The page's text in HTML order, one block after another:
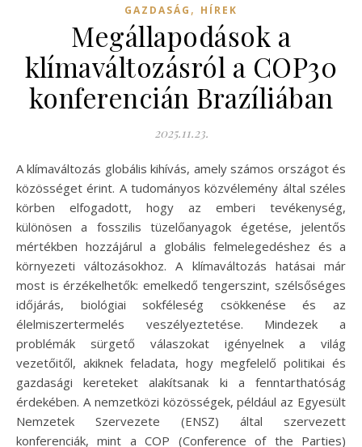
GAZDASÁG , HÍREK
Megállapodások a
klímaváltozásról a COP30
konferencián Brazíliában
2025.11.23.
A klímaváltozás globális kihívás, amely számos országot és
közösséget érint. A tudományos közvélemény által széles
körben elfogadott, hogy az emberi tevékenység,
különösen a fosszilis tüzelőanyagok égetése, jelentős
mértékben hozzájárul a globális felmelegedéshez és a
környezeti változásokhoz. A klímaváltozás hatásai már
most is érzékelhetők: emelkedő tengerszint, szélsőséges
időjárás, biológiai sokféleség csökkenése és az
élelmiszertermelés veszélyeztetése. Mindezek a
problémák sürgető válaszokat igényelnek a világ
vezetőitől, akiknek feladata, hogy megfelelő politikai és
gazdasági kereteket alakítsanak ki a fenntarthatóság
érdekében. A nemzetközi közösségek, például az Egyesült
Nemzetek Szervezete (ENSZ) által szervezett
konferenciák, mint a COP (Conference of the Parties)